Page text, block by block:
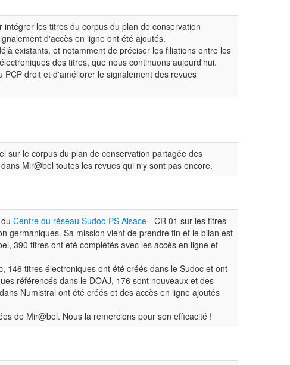
les titres du corpus du plan de conservation
d'accès en ligne ont été ajoutés.
existants, et notamment de préciser les filiations entre les
des titres, que nous continuons aujourd'hui.
droit et d'améliorer le signalement des revues
sur le corpus du plan de conservation partagée des
Mir@bel toutes les revues qui n'y sont pas encore.
Centre du réseau Sudoc-PS Alsace - CR 01 sur les titres
germaniques. Sa mission vient de prendre fin et le bilan est
390 titres ont été complétés avec les accès en ligne et
146 titres électroniques ont été créés dans le Sudoc et ont
référencés dans le DOAJ, 176 sont nouveaux et des
Numistral ont été créés et des accès en ligne ajoutés
de Mir@bel. Nous la remercions pour son efficacité !